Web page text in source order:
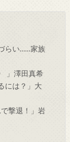
らい……家族
」澤田真希
には？」大
撃退！」岩